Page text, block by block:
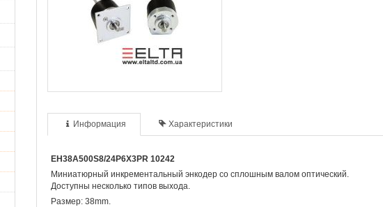
Информация Характеристики
EH38A500S8/24P6X3PR 10242
Миниатюрный инкрементальный энкодер со сплошным валом оптический.
Доступны несколько типов выхода.
Размер: 38mm.